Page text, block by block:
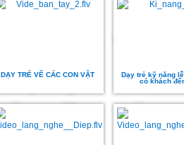
DẠY TRẺ VẼ CÁC CON VẬT
Dạy trẻ kỹ năng
có khách